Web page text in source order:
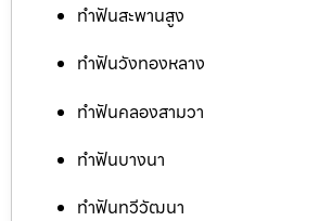
ทำฟันสะพานสูง
ทำฟันวังทองหลาง
ทำฟันคลองสามวา
ทำฟันบางนา
ทำฟันทวีวัฒนา